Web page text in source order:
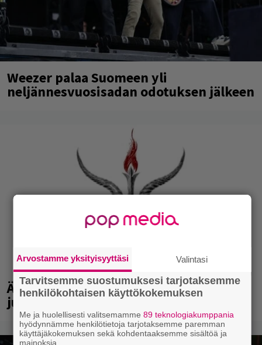
Weezer palaa Suomeen yli
neljännesvuosisadan odotuksen jälkeen
Äärimetallifestivaali Hyvinkäällä
julkisti esiintyjiä ensi vuodelle
Arvostamme yksityisyyttäsi Valintasi
Tarvitsemme suostumuksesi tarjotaksemme
henkilökohtaisen käyttökokemuksen
Me ja huolellisesti valitsemamme 89 teknologiakumppania
hyödynnämme henkilötietoja tarjotaksemme paremman
käyttäjäkokemuksen sekä kohdentaaksemme sisältöä ja
mainoksia.